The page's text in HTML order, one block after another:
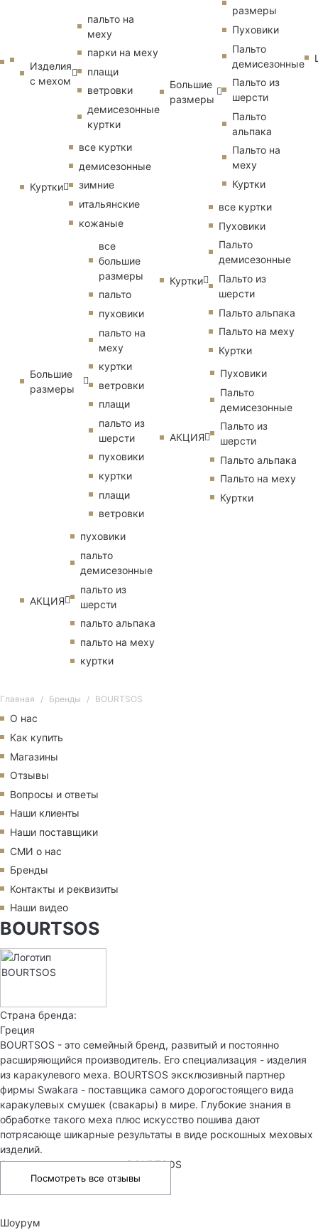
Изделия
с мехом
пальто на
меху
парки на меху
плащи
ветровки
демисезонные
куртки
Куртки
все куртки
демисезонные
зимние
итальянские
кожаные
Большие
размеры
все
большие
размеры
пальто
пуховики
пальто на
меху
куртки
ветровки
плащи
пальто из
шерсти
пуховики
куртки
плащи
ветровки
АКЦИЯ
пуховики
пальто
демисезонные
пальто из
шерсти
пальто альпака
пальто на меху
куртки
Большие
размеры
размеры
Пуховики
Пальто
демисезонные
Пальто из
шерсти
Пальто
альпака
Пальто на
меху
Куртки
Куртки
все куртки
Пуховики
Пальто
демисезонные
Пальто из
шерсти
Пальто альпака
Пальто на меху
Куртки
АКЦИЯ
Пуховики
Пальто
демисезонные
Пальто из
шерсти
Пальто альпака
Пальто на меху
Куртки
Главная Бренды BOURTSOS
О нас
Как купить
Магазины
Отзывы
Вопросы и ответы
Наши клиенты
Наши поставщики
СМИ о нас
Бренды
Контакты и реквизиты
Наши видео
BOURTSOS
Страна бренда:
Греция
BOURTSOS - это семейный бренд, развитый и постоянно
расширяющийся производитель. Его специализация - изделия
из каракулевого меха. BOURTSOS эксклюзивный партнер
фирмы Swakara - поставщика самого дорогостоящего вида
каракулевых смушек (свакары) в мире. Глубокие знания в
обработке такого меха плюс искусство пошива дают
потрясающе шикарные результаты в виде роскошных меховых
изделий.
Отзывы о товарах марки BOURTSOS
Посмотреть все отзывы
Шоурум